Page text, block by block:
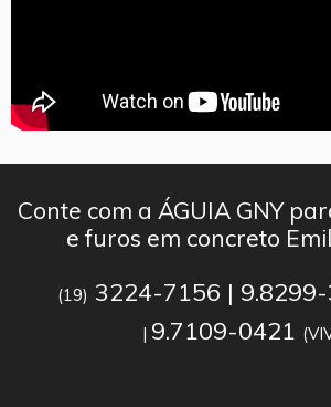
Conte com a ÁGUIA GNY
e furos em concreto
(19) 3224-7156 |
| 9.7109-0421